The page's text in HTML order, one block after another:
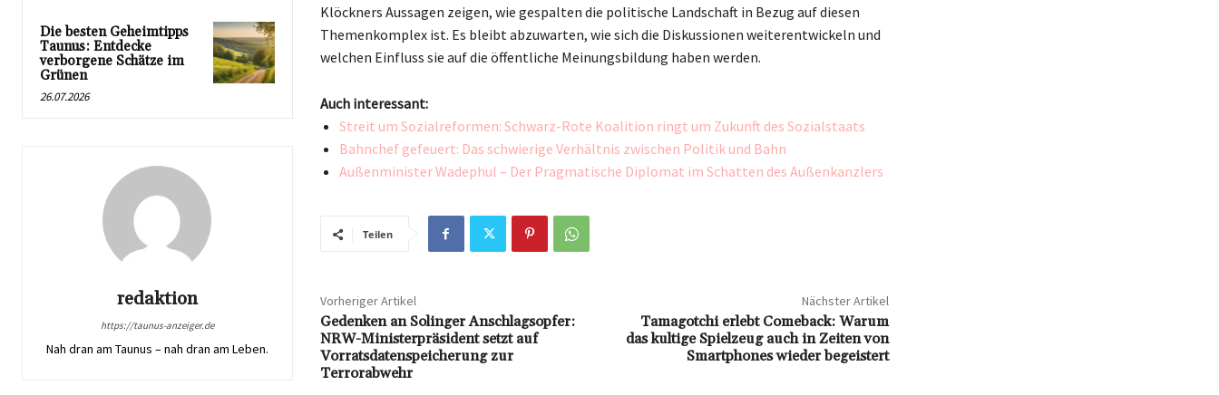
Die besten Geheimtipps
Taunus: Entdecke
verborgene Schätze im
Grünen
26.07.2026
redaktion
https://taunus-anzeiger.de
Nah dran am Taunus – nah dran am Leben.
Klöckners Aussagen zeigen, wie gespalten die politische Landschaft in Bezug auf diesen
Themenkomplex ist. Es bleibt abzuwarten, wie sich die Diskussionen weiterentwickeln und
welchen Einfluss sie auf die öffentliche Meinungsbildung haben werden.
Auch interessant:
Streit um Sozialreformen: Schwarz-Rote Koalition ringt um Zukunft des Sozialstaats
Bahnchef gefeuert: Das schwierige Verhältnis zwischen Politik und Bahn
Außenminister Wadephul – Der Pragmatische Diplomat im Schatten des Außenkanzlers
Teilen
Vorheriger Artikel
Gedenken an Solinger Anschlagsopfer:
NRW-Ministerpräsident setzt auf
Vorratsdatenspeicherung zur
Terrorabwehr
Nächster Artikel
Tamagotchi erlebt Comeback: Warum
das kultige Spielzeug auch in Zeiten von
Smartphones wieder begeistert